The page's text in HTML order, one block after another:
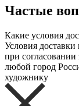
Частые
Какие условия
Условия
при согласовании
любой город
художнику